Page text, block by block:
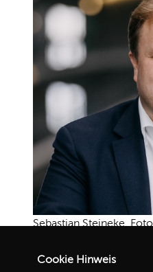
Sebastian Steineke,
Cookie Hinweis